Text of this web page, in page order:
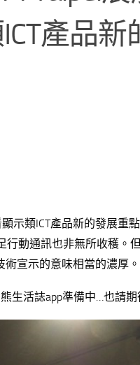
產品新
示類ICT產品新的發展重
動通訊也非無所收穫。
術宣示的意味相當的濃厚。
生活誌app準備中…也請